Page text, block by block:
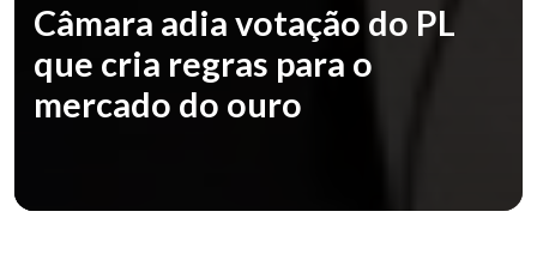
Câmara adia votação do PL
que cria regras para o
mercado do ouro